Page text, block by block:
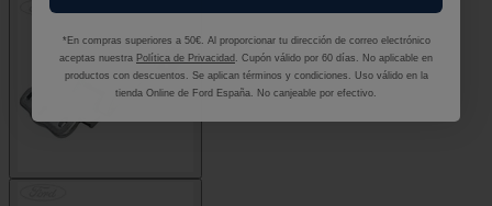
*En compras superiores a 50€. Al proporcionar tu dirección de correo electrónico
aceptas nuestra Política de Privacidad . Cupón válido por 60 días. No aplicable en
productos con descuentos. Se aplican términos y condiciones. Uso válido en la
tienda Online de Ford España. No canjeable por efectivo.